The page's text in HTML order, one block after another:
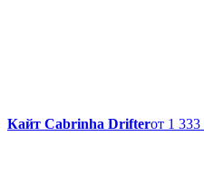
Кайт Cabrinha Drifterот 1 333